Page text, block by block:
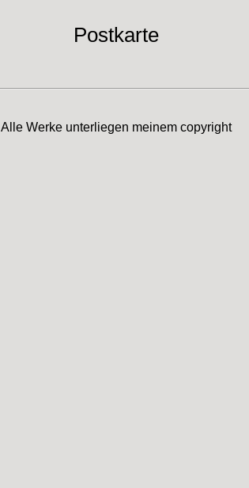
Postkarte
Alle Werke unterliegen meinem copyright